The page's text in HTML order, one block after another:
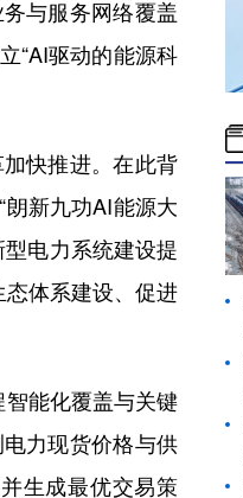
与服务网络覆盖
“AI驱动的能源科
快推进。在此背
新九功AI能源大
型电力系统建设提
态体系建设、促进
能化覆盖与关键
力现货价格与供
生成最优交易策